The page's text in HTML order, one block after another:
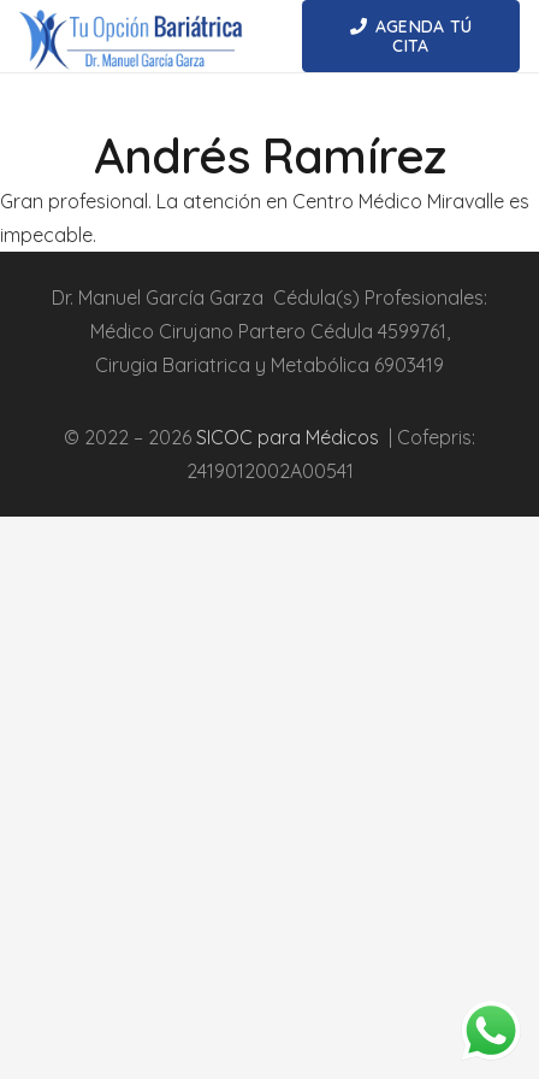
AGENDA TÚ
CITA
Andrés Ramírez
Gran profesional. La atención en Centro Médico Miravalle es
impecable.
Dr. Manuel García Garza Cédula(s) Profesionales:
Médico Cirujano Partero Cédula 4599761
Cirugia Bariatrica y Metabólica 6903419
© 2022 – 2026 SICOC para Médicos | Cofepris:
2419012002A00541